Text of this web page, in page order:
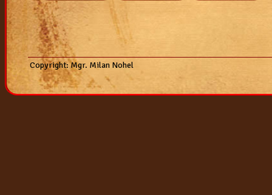
Copyright: Mgr. Milan Nohel